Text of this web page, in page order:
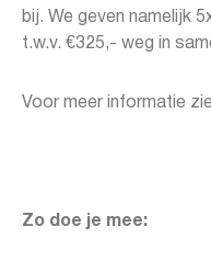
bij. We geven namelijk
t.w.v. €325,- weg in
Voor meer informatie
Zo doe je mee: